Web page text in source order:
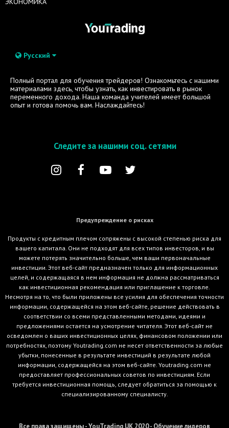
Русский
Полный портал для обучения трейдеров! Ознакомьтесь с нашими
материалами здесь, чтобы узнать, как инвестировать в рынок
переменного дохода. Наша команда учителей имеет большой
опыт и готова помочь вам. Наслаждайтесь!
Следите за нашими соц. сетями
Предупреждение о рисках
Продукты с кредитным плечом сопряжены с высокой степенью риска для
вашего капитала. Они не подходят для всех типов инвесторов, и вы
можете потерять значительно больше, чем ваши первоначальные
инвестиции. Этот веб-сайт предназначен только для информационных
целей, и содержащаяся в нем информация не должна рассматриваться
как инвестиционная рекомендация или приглашение к торговле.
Несмотря на то, что были приложены все усилия для обеспечения точности
информации, содержащейся на этом веб-сайте, решение действовать в
соответствии со всеми представленными методами, идеями и
предложениями остается на усмотрение читателя. Этот веб-сайт не
осведомлен о ваших инвестиционных целях, финансовом положении или
потребностях, поэтому Youtrading.com не несет ответственности за любые
убытки, понесенные в результате инвестиций в результате любой
информации, содержащейся на этом веб-сайте. Youtrading.com не
предоставляет профессиональных советов по инвестициям. Если
требуется инвестиционная помощь, следует обратиться за помощью к
специализированному специалисту.